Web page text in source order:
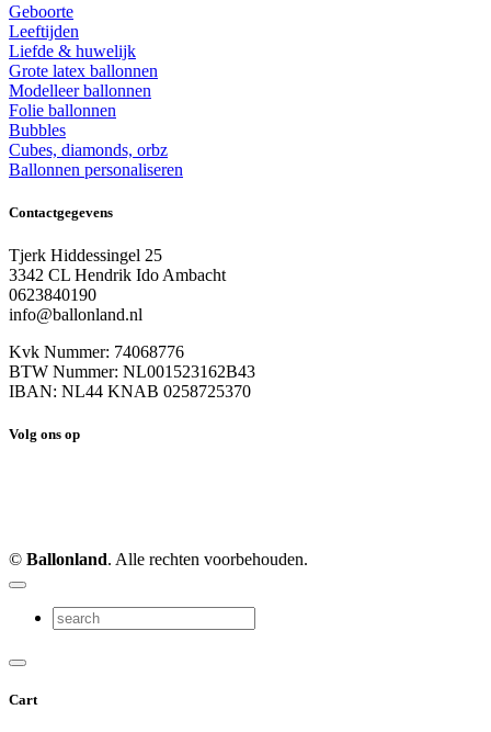
Geboorte
Leeftijden
Liefde & huwelijk
Grote latex ballonnen
Modelleer ballonnen
Folie ballonnen
Bubbles
Cubes, diamonds, orbz
Ballonnen personaliseren
Contactgegevens
Tjerk Hiddessingel 25
3342 CL Hendrik Ido Ambacht
0623840190
info@ballonland.nl
Kvk Nummer: 74068776
BTW Nummer: NL001523162B43
IBAN: NL44 KNAB 0258725370
Volg ons op
© Ballonland. Alle rechten voorbehouden.
Cart